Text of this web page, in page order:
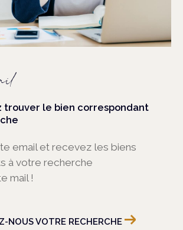
trouver le bien correspondant
email et recevez les biens
à votre recherche
mail !
NOUS VOTRE RECHERCHE